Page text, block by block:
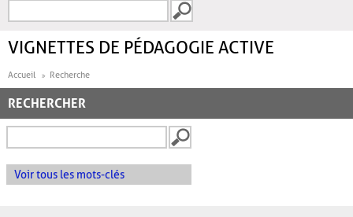
FORMULAIRE DE
VIGNETTES DE PÉDAGOGIE ACTIVE
Accueil Recherche
RECHERCHER
Voir tous les mots-clés